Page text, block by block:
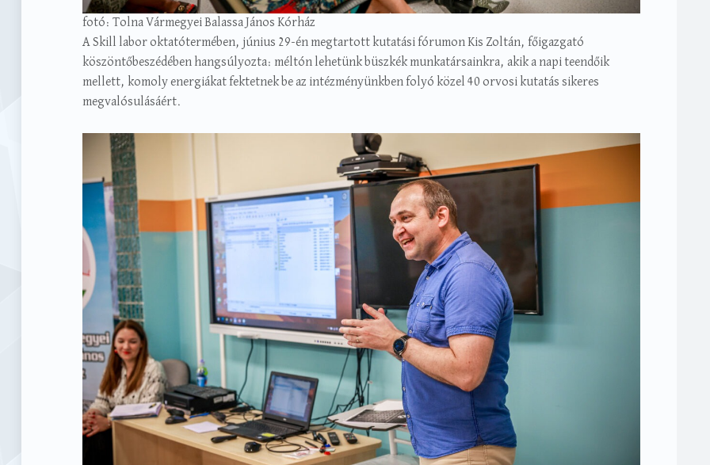
fotó: Tolna Vármegyei Balassa János Kórház
A Skill labor oktatótermében, június 29-én megtartott kutatási fórumon Kis Zoltán, főigazgató
köszöntőbeszédében hangsúlyozta: méltón lehetünk büszkék munkatársainkra, akik a napi teendőik
mellett, komoly energiákat fektetnek be az intézményünkben folyó közel 40 orvosi kutatás sikeres
megvalósulásáért.